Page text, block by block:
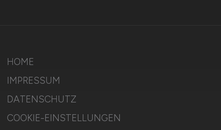
HOME
IMPRESSUM
DATENSCHUTZ
COOKIE-EINSTELLUNGEN